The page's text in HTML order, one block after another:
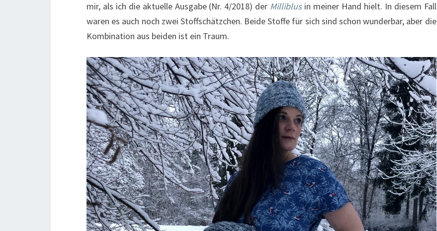
mir, als ich die aktuelle Ausgabe (Nr. 4/2018) der Milliblusin meiner Hand hielt. In diesem Fall
waren es auch noch zwei Stoffschätzchen. Beide Stoffe für sich sind schon wunderbar, aber die
Kombination aus beiden ist ein Traum.